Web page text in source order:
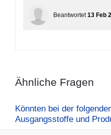
Beantwortet 13 Feb
Ähnliche Fragen
Könnten bei der
Ausgangsstoffe und